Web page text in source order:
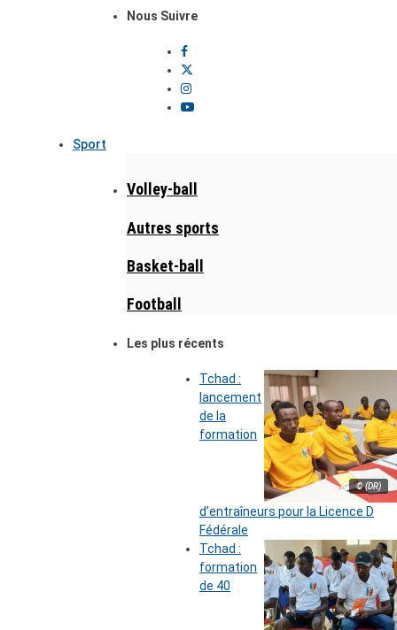
Nous Suivre
Sport
Volley-ball
Autres sports
Basket-ball
Football
Les plus récents
© (DR)
Tchad :
lancement
de la
formation
d’entraîneurs pour la Licence D
Fédérale
Tchad :
formation
de 40